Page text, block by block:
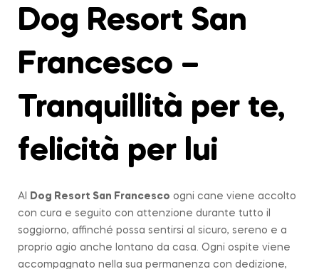
Dog Resort San
Francesco –
Tranquillità per te,
felicità per lui
Al Dog Resort San Francesco ogni cane viene accolto
con cura e seguito con attenzione durante tutto il
soggiorno, affinché possa sentirsi al sicuro, sereno e a
proprio agio anche lontano da casa. Ogni ospite viene
accompagnato nella sua permanenza con dedizione,